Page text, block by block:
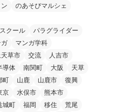
のあそびマルシェ
クール
パラグライダー
ガ
マンガ学科
草市 交流
人吉市
導体 南関町 大阪
天草
町 山鹿 山鹿市
復興
京 水俣市
熊本市
城町 福岡 移住
荒尾